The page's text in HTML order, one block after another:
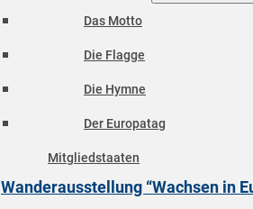
Das Motto
Die Flagge
Die Hymne
Der Europatag
Mitgliedstaaten
Wanderausstellung “Wachsen in